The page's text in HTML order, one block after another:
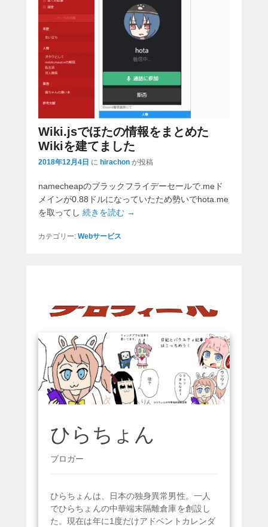
Wiki.jsでほたの情報をまとめた
Wikiを建てました
2018年12月4日 に hirachon が投稿
namecheapのブラックフライデーセールで.meド
メインが0.88ドルになっていたため勢いでhota.me
を取ってし 続きを読む →
カテゴリー: Webサービス
ひらちょん
ブロガー
ひらちょんは、日本の独身異常男性。一人
でひらちょんの中華端末隔離倉庫を創設し
た。現在は年に1度だけアドベントカレンダ